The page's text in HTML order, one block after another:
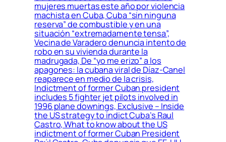
mujeres muertas este año por violencia
machista en Cuba, Cuba “sin ninguna
reserva” de combustible y en una
situación “extremadamente tensa”,
Vecina de Varadero denuncia intento de
robo en su vivienda durante la
madrugada, De “yo me erizo” a los
apagones: la cubana viral de Díaz-Canel
reaparece en medio de la crisis,
Indictment of former Cuban president
includes 5 fighter jet pilots involved in
1996 plane downings, Exclusive – Inside
the US strategy to indict Cuba’s Raul
Castro, What to know about the US
indictment of former Cuban President